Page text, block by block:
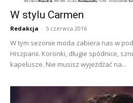
W stylu Carmen
Redakcja - 5 czerwca 2016
W tym sezonie moda zabiera nas w
Hiszpanii. Koronki, długie spódnice,
kapelusze. Nie musisz wyjeżdżać na...